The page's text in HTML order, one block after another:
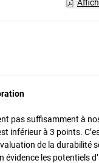
pas suffisamment à
inférieur à 3 points.
de la durabilité
évidence les potentiels